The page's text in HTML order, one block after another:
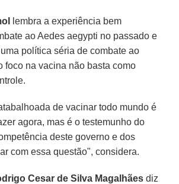
lembra a experiência bem
ao Aedes aegypti no passado e
política séria de combate ao
foco na vacina não basta como
de vacinar todo mundo é
agora, mas é o testemunho do
deste governo e dos
com essa questão", considera.
Cesar de Silva Magalhães diz